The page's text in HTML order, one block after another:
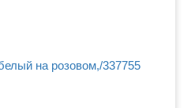
на розовом,/337755